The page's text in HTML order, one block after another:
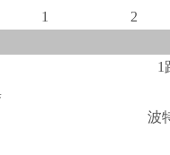
1 2
1
波